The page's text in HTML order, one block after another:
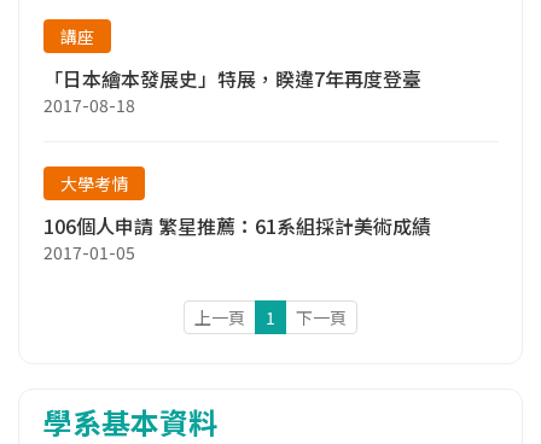
講座
「日本繪本發展史」特展，睽違7年再度登臺
2017-08-18
大學考情
106個人申請 繁星推薦：61系組採計美術成績
2017-01-05
上一頁 1 下一頁
學系基本資料